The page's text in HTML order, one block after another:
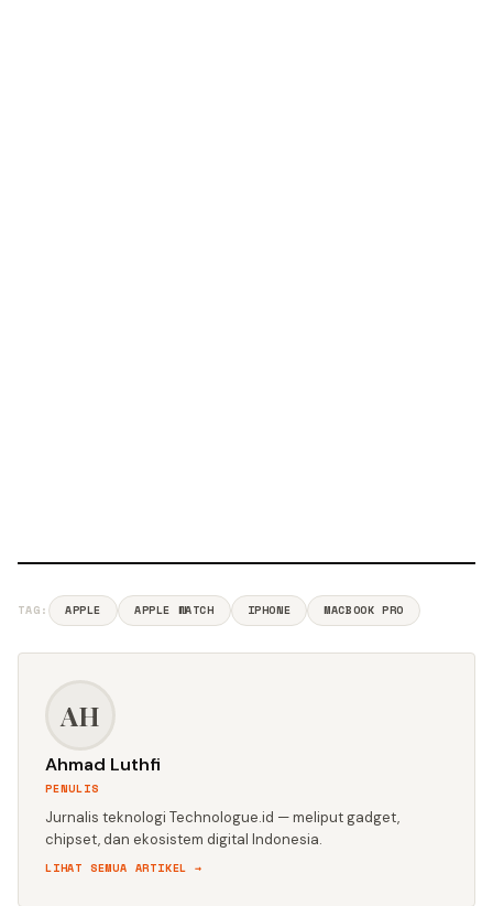
TAG: APPLE APPLE WATCH IPHONE MACBOOK PRO
AH
Ahmad Luthfi
PENULIS
Jurnalis teknologi Technologue.id — meliput gadget,
chipset, dan ekosistem digital Indonesia.
LIHAT SEMUA ARTIKEL →